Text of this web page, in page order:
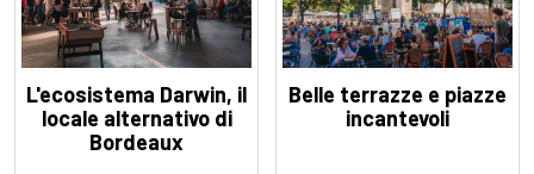
L'ecosistema Darwin, il
locale alternativo di
Bordeaux
Belle terrazze e piazze
incantevoli